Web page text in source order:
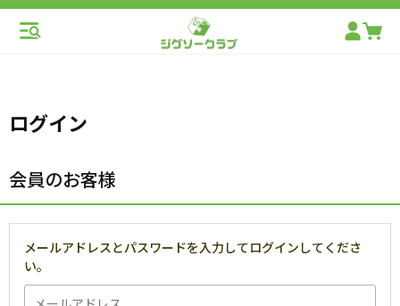
ログイン
会員のお客様
メールアドレスとパスワードを入力してログインしてくださ
い。